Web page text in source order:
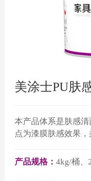
美涂士PU肤
本产品体系是肤感
点为漆膜肤感效果，
产品规格： 4kg/桶、